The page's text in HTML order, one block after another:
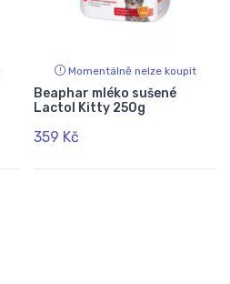
Momentálně nelze koupit
Beaphar mléko sušené
Lactol Kitty 250g
359 Kč